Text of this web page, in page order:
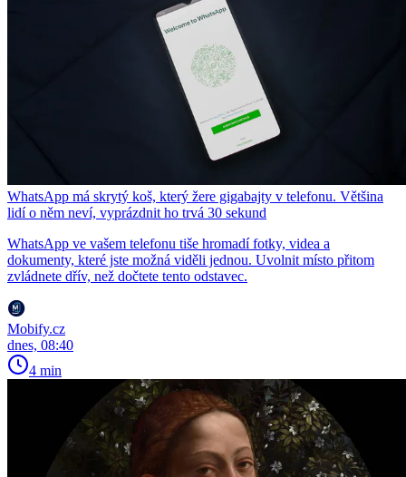
WhatsApp má skrytý koš, který žere gigabajty v telefonu. Většina
lidí o něm neví, vyprázdnit ho trvá 30 sekund
WhatsApp ve vašem telefonu tiše hromadí fotky, videa a
dokumenty, které jste možná viděli jednou. Uvolnit místo přitom
zvládnete dřív, než dočtete tento odstavec.
Mobify.cz
dnes, 08:40
4 min